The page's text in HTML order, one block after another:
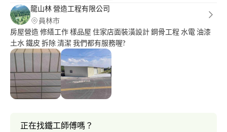
龍山林 營造工程有限公司
員林市
房屋營造 修繕工作 樣品屋 住家店面裝潢設計 鋼骨工程 水電 油漆
土水 鐵皮 拆除 清潔 我們都有服務喔?
正在找鐵工師傅嗎？